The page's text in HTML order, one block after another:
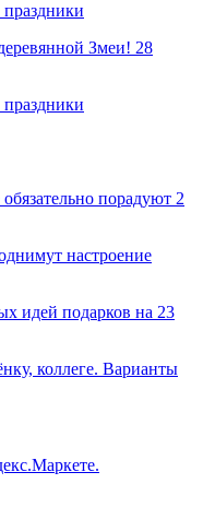
праздники
Змеи! 28
праздники
порадуют 2
настроение
идей подарков на 23
коллеге. Варианты